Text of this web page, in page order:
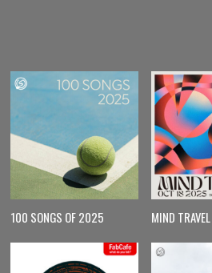
100 SONGS OF 2025 MIND TRAVEL